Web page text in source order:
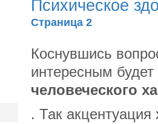
Психическое
Страница 2
Коснувшись
интересным будет
человеческого
. Так